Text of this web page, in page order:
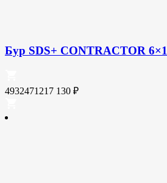
Бур SDS+ CONTRACTOR
4932471217 130 ₽